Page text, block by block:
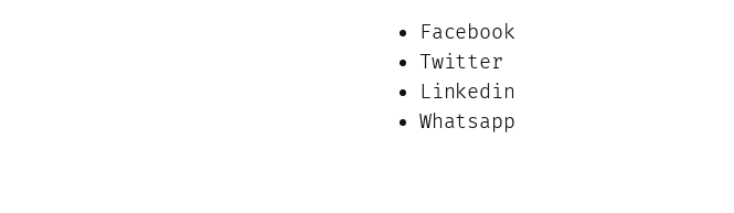
Facebook
Twitter
Linkedin
Whatsapp